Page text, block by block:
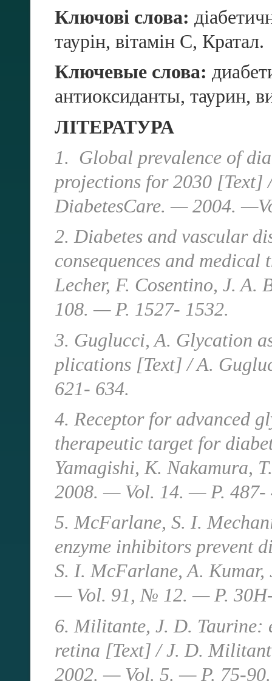
Ключові слова:
таурін, вітамін С, Кратал.
Ключевые слова:
антиоксиданты, таурин,
ЛІТЕРАТУРА
1. Global prevalence of
projections for 2030
DiabetesCare. — 2004.
2. Diabetes and vascular
consequences and
Lecher, F. Cosentino, J.
108. — P. 1527- 1532.
3. Guglucci, A. Glycation
plications [Text] / A.
621- 634.
4. Receptor for advanced
therapeutic target for
Yamagishi, K. Nakamura,
2008. — Vol. 14. — P. 487-
5. McFarlane, S. I.
enzyme inhibitors prevent
S. I. McFarlane, A.
— Vol. 91, № 12. — P.
6. Militante, J. D. Taurine:
retina [Text] / J. D.
2002. — Vol. 5. — P. 75-90.